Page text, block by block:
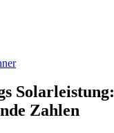
Solarleistung:
Zahlen